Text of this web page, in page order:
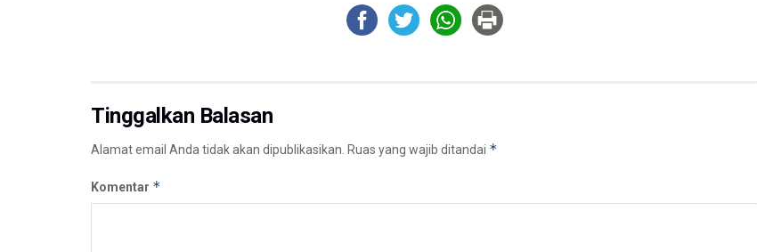
Tinggalkan Balasan
Alamat email Anda tidak akan dipublikasikan. Ruas yang wajib ditandai *
Komentar *